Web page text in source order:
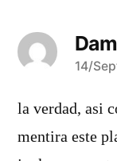
says:
14/
la verdad, asi
mentira este